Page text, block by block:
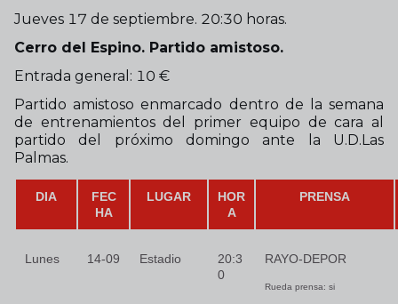
Jueves 17 de septiembre. 20:30 horas.
Cerro del Espino. Partido amistoso.
Entrada general: 10 €
Partido amistoso enmarcado dentro de la semana
de entrenamientos del primer equipo de cara al
partido del próximo domingo ante la U.D.Las
Palmas.
DIA
FEC
HA
LUGAR
HOR
A
PRENSA
Lunes 14-09 Estadio
20:3
0
RAYO-DEPOR
Rueda prensa: si